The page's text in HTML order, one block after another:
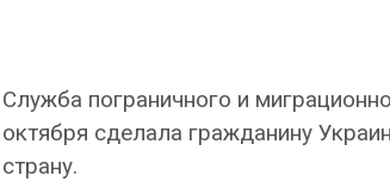
Служба пограничного и
октября сделала гражданину
страну.